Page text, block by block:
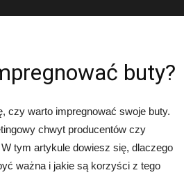
buty?
czy warto impregnować swoje buty.
chwyt producentów czy
tym artykule dowiesz się, dlaczego
ważna i jakie są korzyści z tego